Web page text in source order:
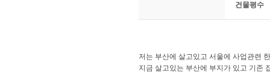
건물평수
저는 부산에 살고있고 서울에 사업관련
지금 살고있는 부산에 부지가 있고 기존